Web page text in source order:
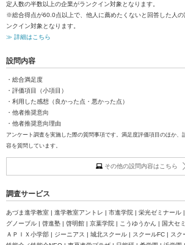
定人数の半数以上の企業がランクイン対象となります。
※総合得点が60.0点以上で、他人に薦めたくないと回答した人
ンクイン対象となります。
≫ 詳細はこちら
設問内容
・総合満足度
・評価項目（小項目）
・利用した感想（良かった点・悪かった点）
・他者推奨意向
・他者推奨意向理由
アンケート調査を実施した際の質問事項です。満足度評価項目のほか、
容を質問しています。
その他の設問内容はこちら
調査サービス
あづま進学教室 | 進学教室アントレ | 市進学院 | 栄光ゼミナー
グノーブル | 啓進塾 | 啓明館 | 京葉学院 | こうゆうかん | 国大セ
ＡＰＩＸ小学部 | ジーニアス | 城北スクール | スクールFC | ス